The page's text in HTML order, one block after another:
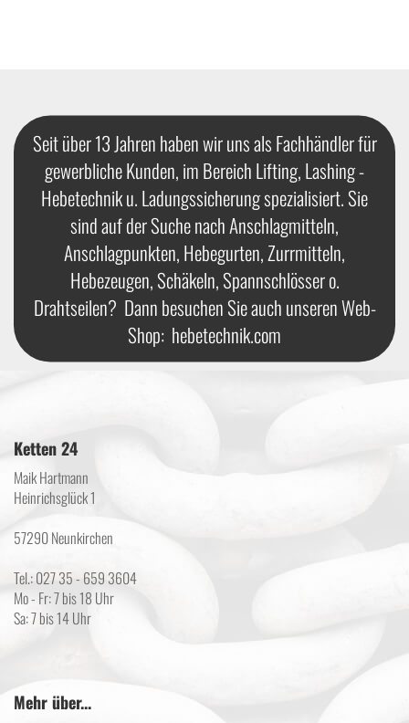
Seit über 13 Jahren haben wir uns als Fachhändler für
gewerbliche Kunden, im Bereich Lifting, Lashing -
Hebetechnik u. Ladungssicherung spezialisiert. Sie
sind auf der Suche nach Anschlagmitteln,
Anschlagpunkten, Hebegurten, Zurrmitteln,
Hebezeugen, Schäkeln, Spannschlösser o.
Drahtseilen? Dann besuchen Sie auch unseren Web-
Shop: hebetechnik.com
Ketten 24
Maik Hartmann
Heinrichsglück 1
57290 Neunkirchen
Tel.: 027 35 - 659 3604
Mo - Fr: 7 bis 18 Uhr
Sa: 7 bis 14 Uhr
Mehr über...